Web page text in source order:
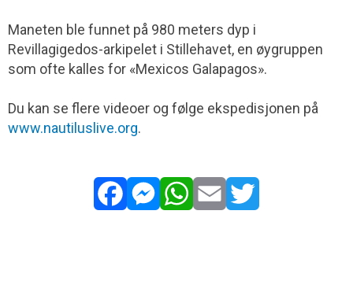
Maneten ble funnet på 980 meters dyp i
Revillagigedos-arkipelet i Stillehavet, en øygruppen
som ofte kalles for «Mexicos Galapagos».
Du kan se flere videoer og følge ekspedisjonen på
www.nautiluslive.org.